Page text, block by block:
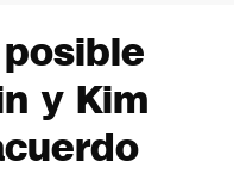
y Kim